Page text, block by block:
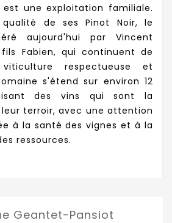
est une exploitation familiale.
de ses Pinot Noir, le
aujourd'hui par Vincent
Fabien, qui continuent de
respectueuse et
s'étend sur environ 12
des vins qui sont la
terroir, avec une attention
à la santé des vignes et à la
ressources.
Geantet-Pansiot